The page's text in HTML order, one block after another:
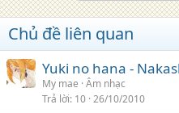
Chủ đề liên quan
Yuki no hana -
My mae Âm nhạc
Trả lời 10 26/10/2010